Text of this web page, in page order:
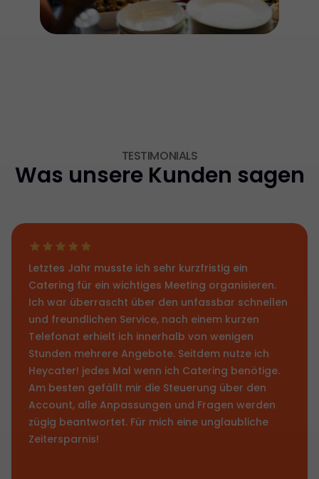
TESTIMONIALS
Was unsere Kunden sagen
Letztes Jahr musste ich sehr kurzfristig ein
Catering für ein wichtiges Meeting organisieren.
Ich war überrascht über den unfassbar schnellen
und freundlichen Service, nach einem kurzen
Telefonat erhielt ich innerhalb von wenigen
Stunden mehrere Angebote. Seitdem nutze ich
Heycater! jedes Mal wenn ich Catering benötige.
Am besten gefällt mir die Steuerung über den
Account, alle Anpassungen und Fragen werden
zügig beantwortet. Für mich eine unglaubliche
Zeitersparnis!